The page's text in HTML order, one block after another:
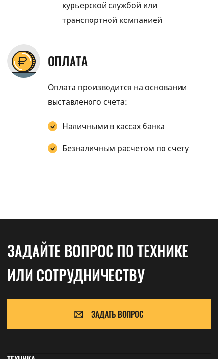
курьерской службой или
транспортной компанией
ОПЛАТА
Оплата производится на основании
выставленого счета:
Наличными в кассах банка
Безналичным расчетом по счету
ЗАДАЙТЕ ВОПРОС ПО ТЕХНИКЕ
ИЛИ СОТРУДНИЧЕСТВУ
ЗАДАТЬ ВОПРОС